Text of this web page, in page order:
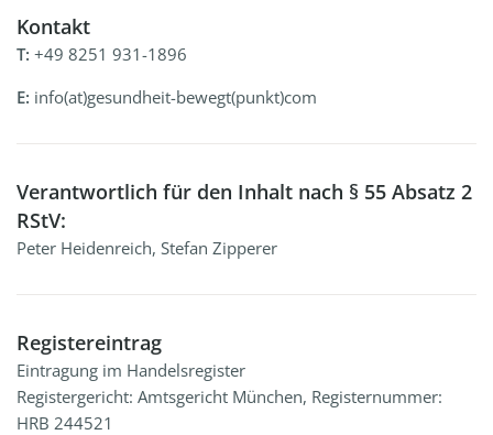
Kontakt
T: +49 8251 931-1896
E: info(at)gesundheit-bewegt(punkt)com
Verantwortlich für den Inhalt nach § 55 Absatz 2
RStV:
Peter Heidenreich, Stefan Zipperer
Registereintrag
Eintragung im Handelsregister
Registergericht: Amtsgericht München, Registernummer:
HRB 244521